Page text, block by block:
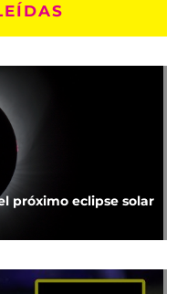
próximo eclipse solar